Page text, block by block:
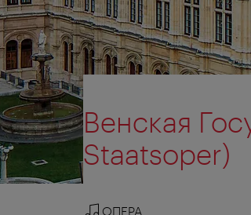
Венская
Staatsoper)
ОПЕРА